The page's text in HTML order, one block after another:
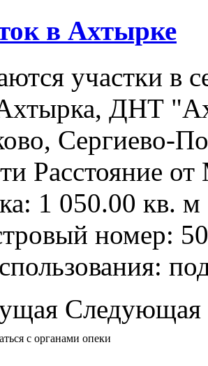
в Ахтырке
участки в
ДНТ
Сергиево-
Расстояние
1 050.00 кв.
номер:
Следующая
с органами опеки